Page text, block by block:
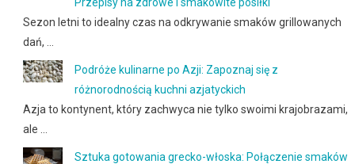
Sezon letni to idealny czas na odkrywanie smaków grillowanych
dań, …
Podróże kulinarne po Azji: Zapoznaj się z
różnorodnością kuchni azjatyckich
Azja to kontynent, który zachwyca nie tylko swoimi krajobrazami,
ale …
Sztuka gotowania grecko-włoska: Połączenie smaków